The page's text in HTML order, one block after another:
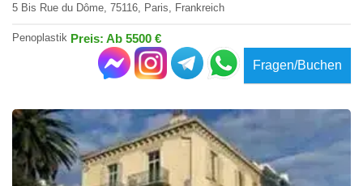
5 Bis Rue du Dôme, 75116, Paris, Frankreich
Penoplastik Preis: Ab 5500 €
Fragen/Buchen